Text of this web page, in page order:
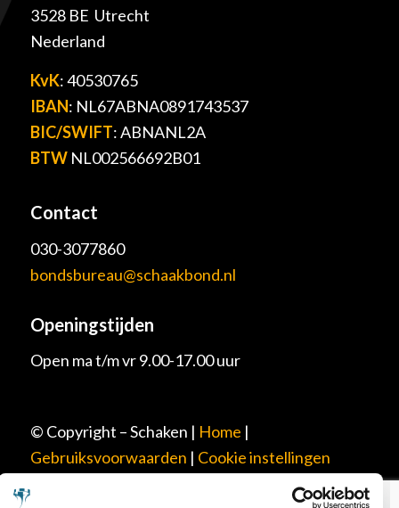
3528 BE Utrecht
Nederland
KvK: 40530765
IBAN: NL67ABNA0891743537
BIC/SWIFT: ABNANL2A
BTWNL002566692B01
Contact
030-3077860
bondsbureau@schaakbond.nl
Openingstijden
Open ma t/m vr 9.00-17.00 uur
© Copyright – Schaken | Home |
Gebruiksvoorwaarden | Cookie instellingen